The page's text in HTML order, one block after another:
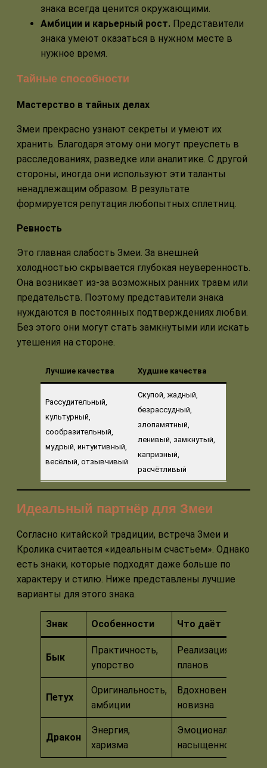
знака всегда ценится окружающими.
Амбиции и карьерный рост. Представители
знака умеют оказаться в нужном месте в
нужное время.
Тайные способности
Мастерство в тайных делах
Змеи прекрасно узнают секреты и умеют их
хранить. Благодаря этому они могут преуспеть в
расследованиях, разведке или аналитике. С другой
стороны, иногда они используют эти таланты
ненадлежащим образом. В результате
формируется репутация любопытных сплетниц.
Ревность
Это главная слабость Змеи. За внешней
холодностью скрывается глубокая неуверенность.
Она возникает из-за возможных ранних травм или
предательств. Поэтому представители знака
нуждаются в постоянных подтверждениях любви.
Без этого они могут стать замкнутыми или искать
утешения на стороне.
Лучшие качества Худшие качества
Рассудительный,
культурный,
сообразительный,
мудрый, интуитивный,
весёлый, отзывчивый
Скупой, жадный,
безрассудный,
злопамятный,
ленивый, замкнутый,
капризный,
расчётливый
Идеальный партнёр для Змеи
Согласно китайской традиции, встреча Змеи и
Кролика считается «идеальным счастьем». Однако
есть знаки, которые подходят даже больше по
характеру и стилю. Ниже представлены лучшие
варианты для этого знака.
Знак Особенности Что даёт
Бык
Практичность,
упорство
Реализация
планов
Петух
Оригинальность,
амбиции
Вдохновение,
новизна
Дракон
Энергия,
харизма
Эмоциональная
насыщенность